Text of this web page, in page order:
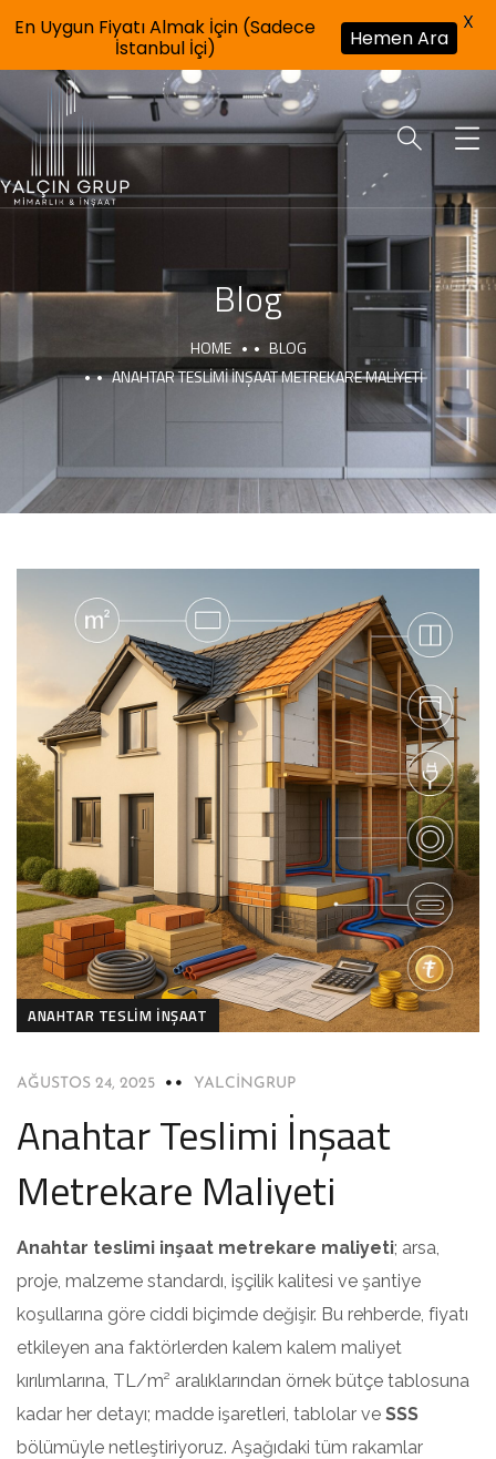
Blog
HOME
BLOG
ANAHTAR TESLIMI İNŞAAT METREKARE MALIYETI
ANAHTAR TESLIM İNŞAAT
AĞUSTOS 24, 2025 YALCINGRUP
Anahtar Teslimi İnşaat
Metrekare Maliyeti
Anahtar teslimi inşaat metrekare maliyeti; arsa,
proje, malzeme standardı, işçilik kalitesi ve şantiye
koşullarına göre ciddi biçimde değişir. Bu rehberde, fiyatı
etkileyen ana faktörlerden kalem kalem maliyet
kırılımlarına, TL/m² aralıklarından örnek bütçe tablosuna
kadar her detayı; madde işaretleri, tablolar ve SSS
bölümüyle netleştiriyoruz. Aşağıdaki tüm rakamlar
En Uygun Fiyatı Almak İçin (Sadece
İstanbul İçi)
Hemen Ara
X